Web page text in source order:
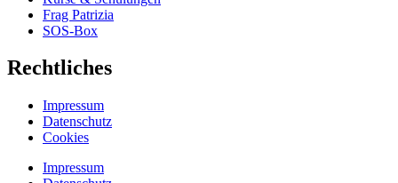
Frag Patrizia
SOS-Box
Rechtliches
Impressum
Datenschutz
Cookies
Impressum